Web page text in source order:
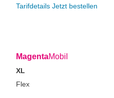
Tarifdetails Jetzt bestellen
MagentaMobil
XL
Flex